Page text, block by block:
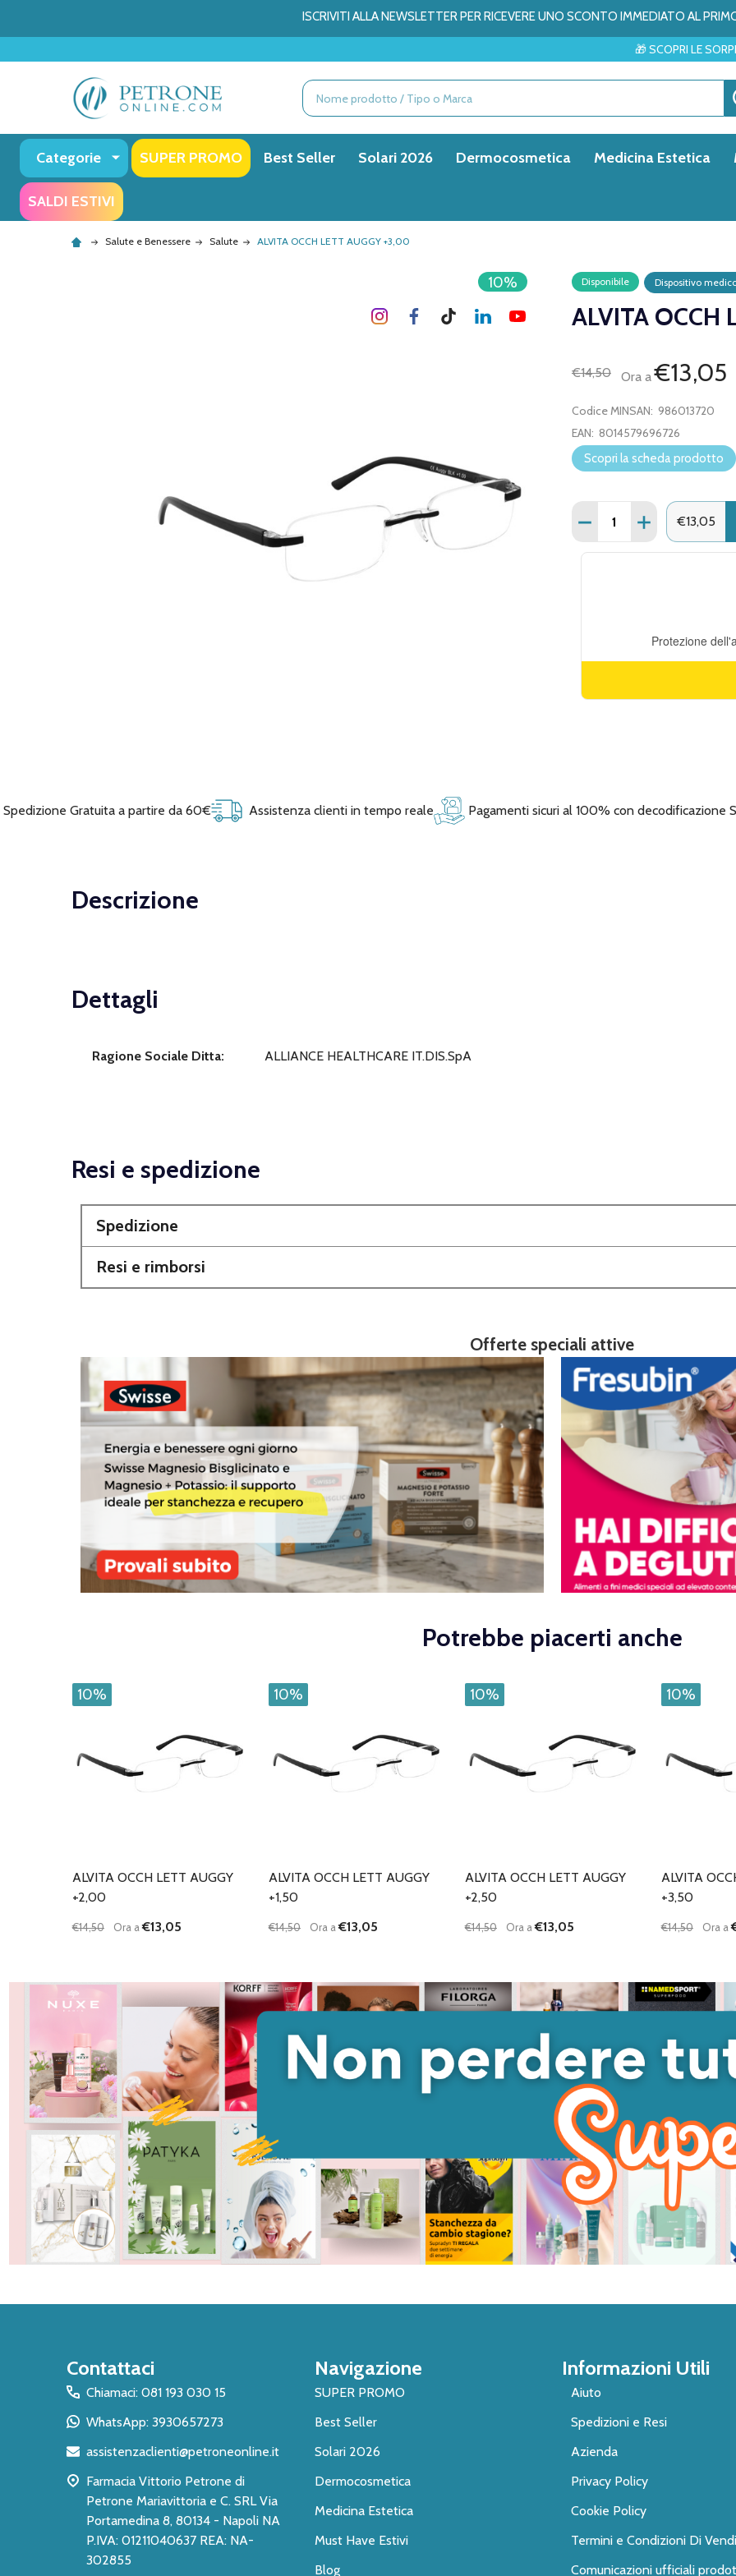
ISCRIVITI ALLA NEWSLETTER PER RICEVERE UNO SCONTO IMMEDIATO AL
🎁 SCOPRI LE SORPRESE DEL
Ricerca
Categorie SUPER PROMO Best Seller Solari 2026 Dermocosmetica Medicina Estetica
SALDI ESTIVI
Salute e Benessere Salute ALVITA OCCH LETT AUGGY +3,00
Disponibile Dispositivo
ALVITA OCCH
€14,50 Ora a€13,05
10%
Codice MINSAN: 986013720
EAN: 8014579696726
Scopri la scheda prodotto
Quantità:
DIMINUISCI QUANTITÀ
AUMENTA
€13,05
Spedizione Gratuita a partire da 60€ Assistenza clienti in tempo reale Pagamenti sicuri al 100% con decodificazione
Descrizione
Dettagli
Ragione Sociale Ditta: ALLIANCE HEALTHCARE IT.DIS.SpA
Resi e spedizione
Spedizione
Resi e rimborsi
Offerte speciali attive
Potrebbe piacerti anche
10%
ALVITA OCCH LETT AUGGY
+2,00
€14,50 Ora a€13,05
10%
ALVITA OCCH LETT AUGGY
+1,50
€14,50 Ora a€13,05
10%
ALVITA OCCH LETT AUGGY
+2,50
€14,50 Ora a€13,05
10%
ALVITA
+3,50
€14,50 Ora a
Contattaci
Chiamaci: 081 193 030 15
WhatsApp: 3930657273
assistenzaclienti@petroneonline.it
Farmacia Vittorio Petrone di
Petrone Mariavittoria e C. SRL Via
Portamedina 8, 80134 - Napoli NA
P.IVA: 01211040637 REA: NA-
302855
Navigazione
SUPER PROMO
Best Seller
Solari 2026
Dermocosmetica
Medicina Estetica
Must Have Estivi
Blog
Informazioni Utili
Aiuto
Spedizioni e Resi
Azienda
Privacy Policy
Cookie Policy
Termini e Condizioni Di
Comunicazioni ufficiali